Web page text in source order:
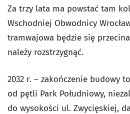
Za trzy lata ma powstać tam
Wschodniej Obwodnicy
tramwajowa będzie się
należy rozstrzygnąć.
2032 r. – zakończenie budowy
od pętli Park Południowy,
do wysokości ul. Zwycięskiej,